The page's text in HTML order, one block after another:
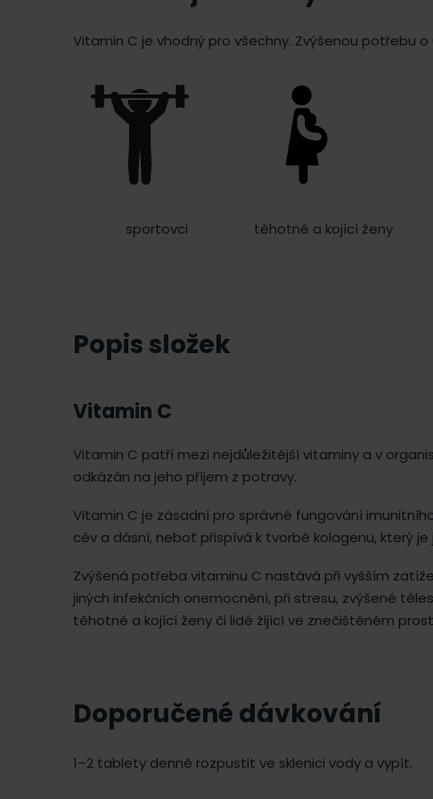
Vitamin C je vhodný pro všechny. Zvýšenou potřebu o
sportovci těhotné a kojící ženy
Popis složek
Vitamin C
Vitamin C patří mezi nejdůležitější vitaminy a v
odkázán na jeho příjem z potravy.
Vitamin C je zásadní pro správné fungování
cév a dásní, neboť přispívá k tvorbě kolagenu, který
Zvýšená potřeba vitaminu C nastává při vyšším
jiných infekčních onemocnění, při stresu, zvýšené
těhotné a kojící ženy či lidé žijící ve znečištěném
Doporučené dávkování
1–2 tablety denně rozpustit ve sklenici vody a vypít.